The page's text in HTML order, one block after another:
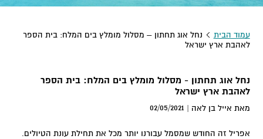
עמוד הבית
נחל אוג תחתון – מסלול מומלץ בים המלח: בית הספר
לאהבת ארץ ישראל
נחל אוג תחתון - מסלול מומלץ בים המלח: בית הספר
לאהבת ארץ ישראל
מאת אייל בן לאה | 02/05/2021
אפריל זה החודש שמסמל עבורנו יותר מכל את תחילת עונת הטיולים.